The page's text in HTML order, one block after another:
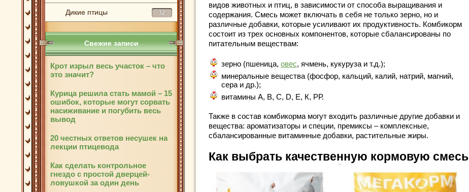
Дикие птицы 32
Свежие записи
Крот изрыл весь участок – что
это значит?
Курица решила стать мамой – 15
ошибок, которые могут сорвать
насиживание и погубить весь
вывод
20 честных ответов несушек на
лекции птицевода
Как сделать контрольное
гнездо с простой дверцей-
ловушкой за один день
видов животных и птиц, в зависимости от способа выращивания и
содержания. Смесь может включать в себя не только зерно, но и
различные добавки, которые усиливают их продуктивность. Комбикорм
состоит из трех основных компонентов, которые сбалансированы по
питательным веществам:
зерно (пшеница, овес, ячмень, кукуруза и т.д.);
минеральные вещества (фосфор, кальций, калий, натрий, магний,
сера и др.);
витамины А, В, С, D, Е, К, РР.
Также в состав комбикорма могут входить различные другие добавки и
вещества: ароматизаторы и специи, премиксы – комплексные,
сбалансированные витаминные добавки, растительные жиры.
Как выбрать качественную кормовую смесь